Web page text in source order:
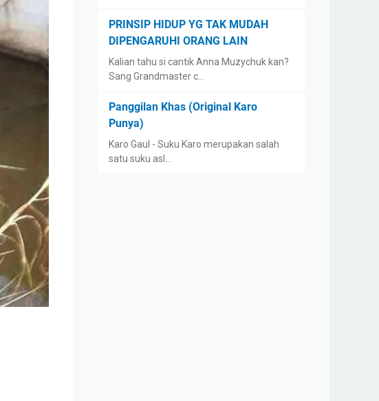
PRINSIP HIDUP YG TAK MUDAH
DIPENGARUHI ORANG LAIN
Kalian tahu si cantik Anna Muzychuk kan?
Sang Grandmaster c…
Panggilan Khas (Original Karo
Punya)
Karo Gaul - Suku Karo merupakan salah
satu suku asl…